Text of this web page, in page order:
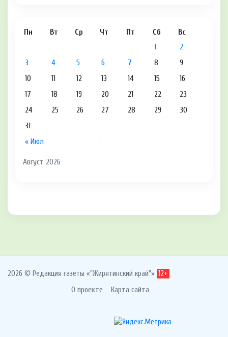
Август 2026
Пн Вт Ср Чт Пт Сб Вс
« Июл
1
2
3
4 5 6 7 8
9
10
11 12 13 14 15
16
17
18 19 20 21 22
23
24
25 26 27 28 29
30
31
2026 © Редакция газеты «"Жирятинский край"» 12+
О проекте Карта сайта